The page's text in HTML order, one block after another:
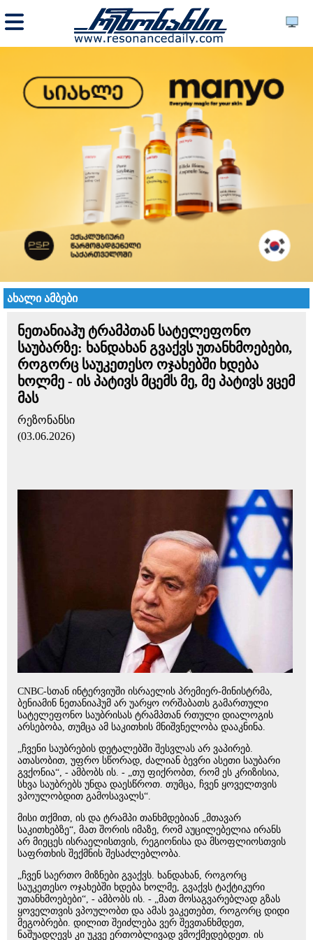
ახალი ამბები
ნეთანიაჰუ ტრამპთან სატელეფონო
საუბარზე: ხანდახან გვაქვს უთანხმოებები,
როგორც საუკეთესო ოჯახებში ხდება
ხოლმე - ის პატივს მცემს მე, მე პატივს ვცემ
მას
რეზონანსი
(03.06.2026)
CNBC-სთან ინტერვიუში ისრაელის პრემიერ-მინისტრმა,
ბენიამინ ნეთანიაჰუმ არ უარყო ორშაბათს გამართული
სატელეფონო საუბრისას ტრამპთან რთული დიალოგის
არსებობა, თუმცა ამ საკითხის მნიშვნელობა დააკნინა.
„ჩვენი საუბრების დეტალებში შესვლას არ ვაპირებ.
ათასობით, უფრო სწორად, ძალიან ბევრი ასეთი საუბარი
გვქონია“, - ამბობს ის. - „თუ ფიქრობთ, რომ ეს კრიზისია,
სხვა საუბრებს უნდა დაესწროთ. თუმცა, ჩვენ ყოველთვის
ვპოულობდით გამოსავალს“.
მისი თქმით, ის და ტრამპი თანხმდებიან „მთავარ
საკითხებზე“, მათ შორის იმაზე, რომ აუცილებელია ირანს
არ მიეცეს ისრაელისთვის, რეგიონისა და მსოფლიოსთვის
საფრთხის შექმნის შესაძლებლობა.
„ჩვენ საერთო მიზნები გვაქვს. ხანდახან, როგორც
საუკეთესო ოჯახებში ხდება ხოლმე, გვაქვს ტაქტიკური
უთანხმოებები“, - ამბობს ის. - „მათ მოსაგვარებლად გზას
ყოველთვის ვპოულობთ და ამას ვაკეთებთ, როგორც დიდი
მეგობრები. დილით შეიძლება ვერ შევთანხმდეთ,
ნაშუადღევს კი უკვე ერთობლივად ვმოქმედებდეთ. ის